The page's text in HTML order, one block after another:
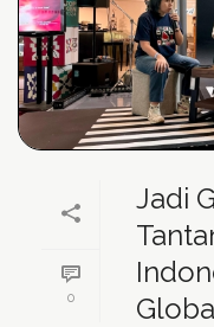
0
Jadi